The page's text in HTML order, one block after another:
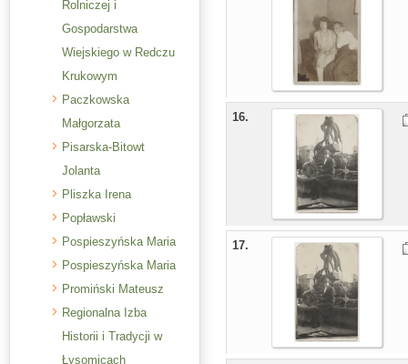
Rolniczej i
Gospodarstwa
Wiejskiego w Redczu
Krukowym
Paczkowska
Małgorzata
Pisarska-Bitowt
Jolanta
Pliszka Irena
Popławski
Pospieszyńska Maria
Pospieszyńska Maria
Promiński Mateusz
Regionalna Izba
Historii i Tradycji w
Łysomicach
16.
17.